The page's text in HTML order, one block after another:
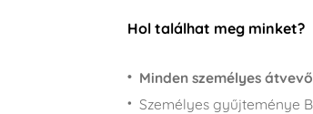
Hol találhat meg minket?
Minden személyes
Személyes gyűjteménye